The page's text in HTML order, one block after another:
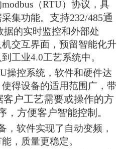
（RTU）协议，具
集功能。 支持232/485通
据的实时监控和外部处
交互界面，预留智能化升
工业4.0工艺系统中。
操控系统，软件和硬件达
得设备的适用范围广，带
客户工艺需要或操作的方
，方便客户智能控制。
，软件实现了自动变频，
，质量更稳定。